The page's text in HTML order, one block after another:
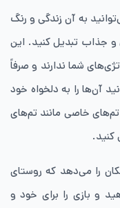
به آن زندگی و رنگ
جذاب تبدیل کنید. این
شما ندارند و صرفاً
آن‌ها را به دلخواه خود
خاصی مانند تم‌های
کنید.
را می‌دهد که روستای
و بازی را برای خود و